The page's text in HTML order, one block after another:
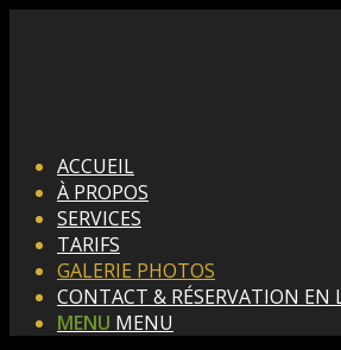
ACCUEIL
À PROPOS
SERVICES
TARIFS
GALERIE PHOTOS
CONTACT & RÉSERVATION EN
MENU MENU